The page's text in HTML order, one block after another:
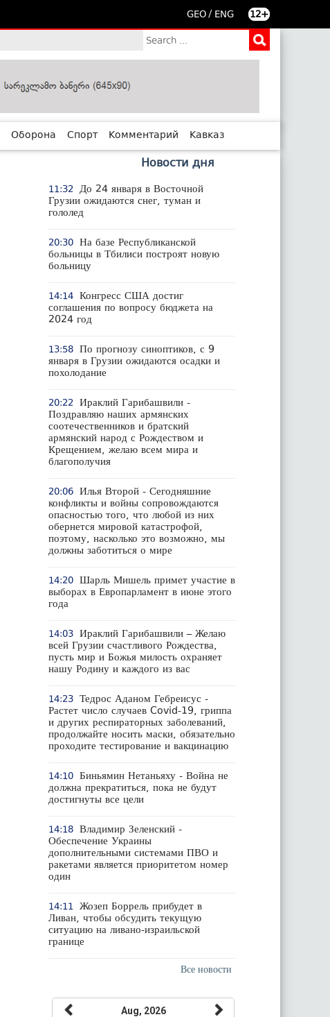
GEO / ENG 12+
Оборона Спорт Комментарий Кавказ
Новости дня
11:32
До 24 января в Восточной
Грузии ожидаются снег, туман и
гололед
20:30 На базе Республиканской
больницы в Тбилиси построят новую
больницу
14:14 Конгресс США достиг
соглашения по вопросу бюджета на
2024 год
13:58 По прогнозу синоптиков, с 9
января в Грузии ожидаются осадки и
похолодание
20:22
Ираклий Гарибашвили -
Поздравляю наших армянских
соотечественников и братский
армянский народ с Рождеством и
Крещением, желаю всем мира и
благополучия
20:06 Илья Второй - Сегодняшние
конфликты и войны сопровождаются
опасностью того, что любой из них
обернется мировой катастрофой,
поэтому, насколько это возможно, мы
должны заботиться о мире
14:20 Шарль Мишель примет участие в
выборах в Европарламент в июне этого
года
14:03 Ираклий Гарибашвили – Желаю
всей Грузии счастливого Рождества,
пусть мир и Божья милость охраняет
нашу Родину и каждого из вас
14:23 Тедрос Аданом Гебреисус -
Растет число случаев Covid-19, гриппа
и других респираторных заболеваний,
продолжайте носить маски, обязательно
проходите тестирование и вакцинацию
14:10 Биньямин Нетаньяху - Война не
должна прекратиться, пока не будут
достигнуты все цели
14:18 Владимир Зеленский -
Обеспечение Украины
дополнительными системами ПВО и
ракетами является приоритетом номер
один
14:11
Жозеп Боррель прибудет в
Ливан, чтобы обсудить текущую
ситуацию на ливано-израильской
границе
Все новости
Aug, 2026